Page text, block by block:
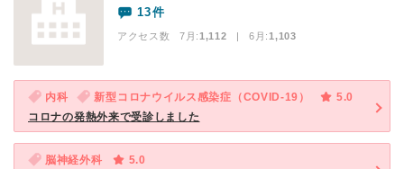
13件
アクセス数 7月:1,112 | 6月:1,103
内科 新型コロナウイルス感染症（COVID-19）
5.0
コロナの発熱外来で受診しました
脳神経外科
5.0